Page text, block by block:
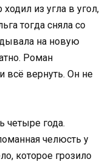
из угла в угол,
тогда сняла со
на новую
Роман
всё вернуть. Он не
четыре года.
челюсть у
которое грозило